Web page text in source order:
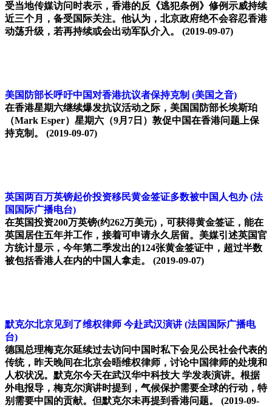
受当地传媒访问时表示，香港的反《逃犯条例》修例示威持续
近三个月，备受国际关注。他认为，北京政府绝不会容忍香港
动荡升级，若再持续或会出动军队介入。 (2019-09-07)
美国防部长呼吁中国对香港抗议者保持克制 (美国之音)
在香港星期六继续爆发抗议活动之际，美国国防部长埃斯珀
（Mark Esper）星期六（9月7日）敦促中国在香港问题上保
持克制。 (2019-09-07)
英国两百万英镑起价投资移民黄金签证多数被中国人包办 (法
国国际广播电台)
在英国投资200万英镑(约262万美元)，可获得黄金签证，能在
英国居住五年并工作，接着可申请永久居留。美媒引述英国官
方统计显示，今年第二季发出的124张黄金签证中，超过半数
被包括香港人在内的中国人拿走。 (2019-09-07)
默克尔北京见到了维权律师 今赴武汉演讲 (法国国际广播电
台)
德国总理梅克尔延续过去访问中国时私下会见公民社会代表的
传统，昨天晚间在北京会晤维权律师，讨论中国律师的处境和
人权状况。默克尔今天在武汉华中科技大 学发表演讲。根据
外电报导，梅克尔演讲时提到，气候保护需要全球的行动，特
别需要中国的贡献。但默克尔未再提到香港问题。 (2019-09-